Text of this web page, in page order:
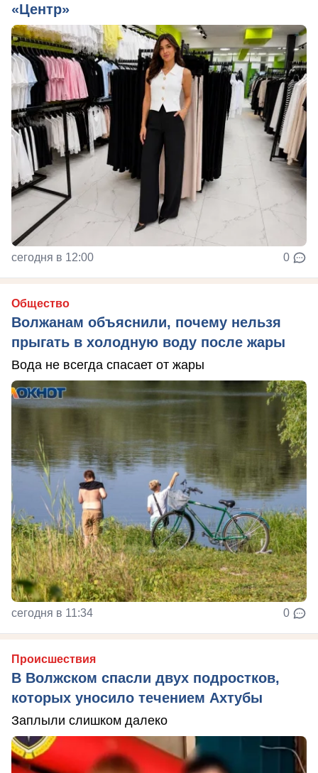
«Центр»
сегодня в 12:00 0
Общество
Волжанам объяснили, почему нельзя
прыгать в холодную воду после жары
Вода не всегда спасает от жары
сегодня в 11:34 0
Происшествия
В Волжском спасли двух подростков,
которых уносило течением Ахтубы
Заплыли слишком далеко